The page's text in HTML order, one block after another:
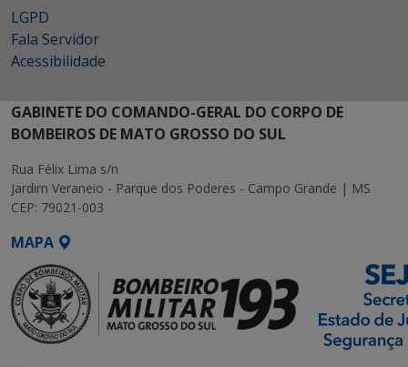
LGPD
Fala Servidor
Acessibilidade
GABINETE DO COMANDO-GERAL DO CORPO DE
BOMBEIROS DE MATO GROSSO DO SUL
Rua Félix Lima s/n
Jardim Veraneio - Parque dos Poderes - Campo Grande | MS
CEP: 79021-003
MAPA